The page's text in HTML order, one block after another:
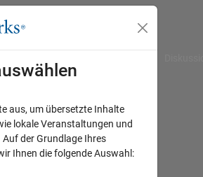
aus, um übersetzte Inhalte
lokale Veranstaltungen und
der Grundlage Ihres
Ihnen die folgende Auswahl: